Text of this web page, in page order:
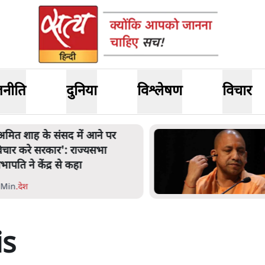
दुनिया विश्लेषण विचार
का 2.32 करोड़ रोज़ाना खर्चः
सरकार ने विज्ञापनों पर उड़ाने में
3.0 को भी पीछे छोड़ा
.उत्तर प्रदेश